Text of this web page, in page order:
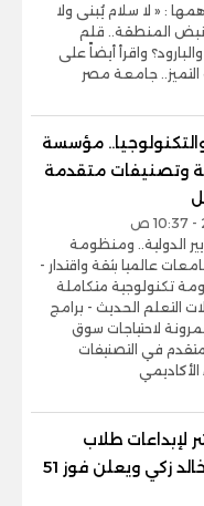
: « لا سلام يُبنى ولا
المنطقة.. قلم
واقرأ أيضاً على
جامعة مصر
مؤسسة
وتصنيفات متقدمة
الدولية.. ومنظومة
عالميا بثقة واقتدار -
تكنولوجية متكاملة
التعلم الحديث - برامج
لاحتياجات سوق
في التصنيفات
لإبداعات طلاب
الإعلام يكريم الفنان خالد زكي ويعلن فوز 51